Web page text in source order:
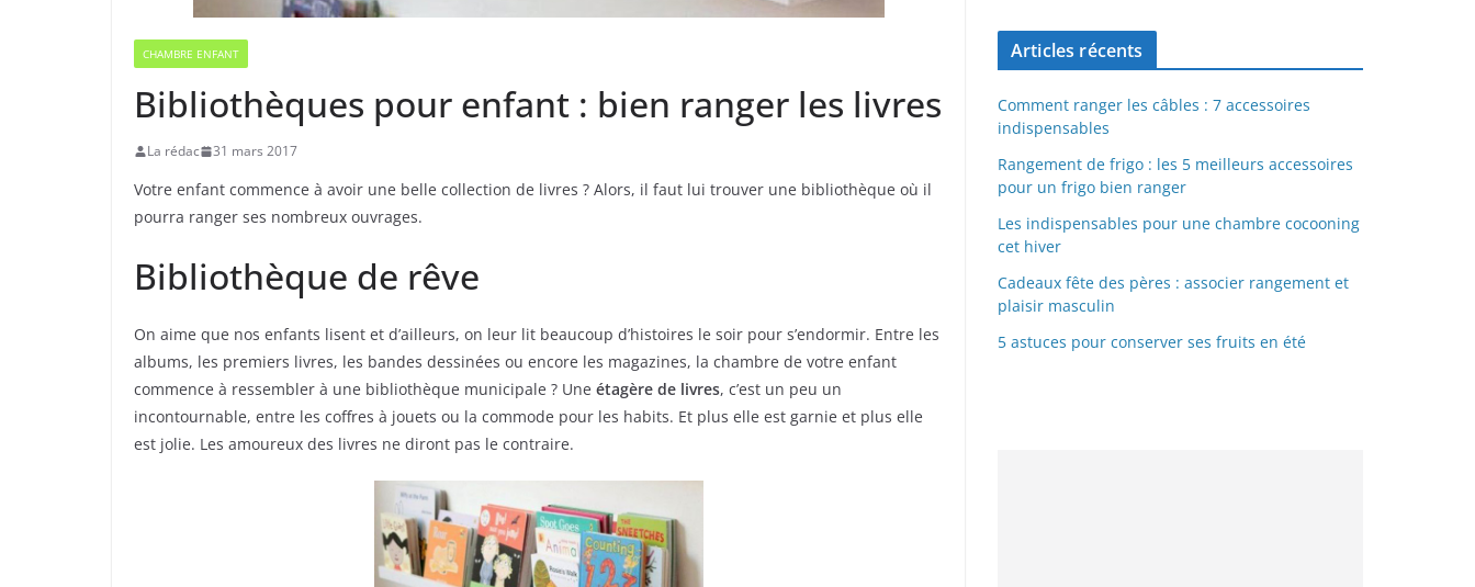
CHAMBRE ENFANT
Bibliothèques pour enfant : bien ranger les livres
La rédac 31 mars 2017
Votre enfant commence à avoir une belle collection de livres ? Alors, il faut lui trouver une bibliothèque où il
pourra ranger ses nombreux ouvrages.
Bibliothèque de rêve
On aime que nos enfants lisent et d’ailleurs, on leur lit beaucoup d’histoires le soir pour s’endormir. Entre les
albums, les premiers livres, les bandes dessinées ou encore les magazines, la chambre de votre enfant
commence à ressembler à une bibliothèque municipale ? Une étagère de livres, c’est un peu un
incontournable, entre les coffres à jouets ou la commode pour les habits. Et plus elle est garnie et plus elle
est jolie. Les amoureux des livres ne diront pas le contraire.
Articles récents
Comment ranger les câbles : 7 accessoires
indispensables
Rangement de frigo : les 5 meilleurs accessoires
pour un frigo bien ranger
Les indispensables pour une chambre cocooning
cet hiver
Cadeaux fête des pères : associer rangement et
plaisir masculin
5 astuces pour conserver ses fruits en été